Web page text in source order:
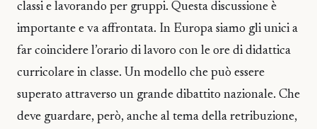
classi e lavorando per gruppi. Questa discussione è
importante e va affrontata. In Europa siamo gli unici a
far coincidere l’orario di lavoro con le ore di didattica
curricolare in classe. Un modello che può essere
superato attraverso un grande dibattito nazionale. Che
deve guardare, però, anche al tema della retribuzione,